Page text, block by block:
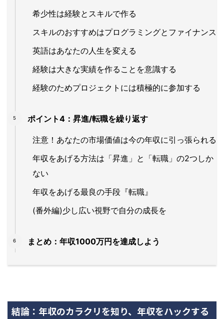
希少性は経験とスキルで作る
スキルのおすすめはプログラミングとファイナンス
英語はあなたの人生を変える
経験は大きな実績を作ることを意識する
経験のためプロジェクトには積極的に参加する
ポイント4：昇進/転職を繰り返す
注意！あなたの市場価値は今の年収に引っ張られる
年収をあげる方法は「昇進」と「転職」の2つしか
ない
年収をあげる最良の手段『転職』
(番外編)少し広い視野で自分の成長を
まとめ：年収1000万円を達成しよう
結論：年収のカラクリを知り、年収をハックする